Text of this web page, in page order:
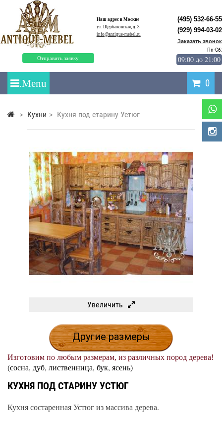
Наш адрес в Москве
ул. Щербаковская, д. 3
info@antique-mebel.ru
Отправить заявку
(495) 532-66-55
(929) 994-03-02
Заказать звонок
Пн-Сб:
09:00 до 21:00
0
> Кухни > Кухня под старину Устюг
Увеличить
Другие размеры
Изготовим по любым размерам, из различных пород дерева!
(сосна, дуб, лиственница, бук, ясень)
КУХНЯ ПОД СТАРИНУ УСТЮГ
Кухня состаренная Устюг из массива дерева.